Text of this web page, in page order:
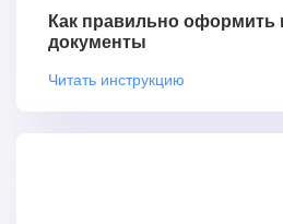
Как правильно оформить
документы
Читать инструкцию